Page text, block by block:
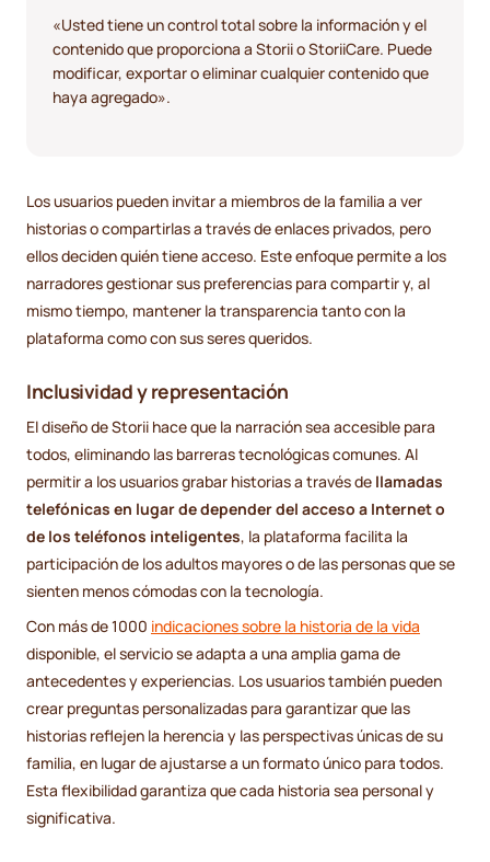
«Usted tiene un control total sobre la información y el
contenido que proporciona a Storii o StoriiCare. Puede
modificar, exportar o eliminar cualquier contenido que
haya agregado».
Los usuarios pueden invitar a miembros de la familia a ver
historias o compartirlas a través de enlaces privados, pero
ellos deciden quién tiene acceso. Este enfoque permite a los
narradores gestionar sus preferencias para compartir y, al
mismo tiempo, mantener la transparencia tanto con la
plataforma como con sus seres queridos.
Inclusividad y representación
El diseño de Storii hace que la narración sea accesible para
todos, eliminando las barreras tecnológicas comunes. Al
permitir a los usuarios grabar historias a través de llamadas
telefónicas en lugar de depender del acceso a Internet o
de los teléfonos inteligentes, la plataforma facilita la
participación de los adultos mayores o de las personas que se
sienten menos cómodas con la tecnología.
Con más de 1000 indicaciones sobre la historia de la vida
disponible, el servicio se adapta a una amplia gama de
antecedentes y experiencias. Los usuarios también pueden
crear preguntas personalizadas para garantizar que las
historias reflejen la herencia y las perspectivas únicas de su
familia, en lugar de ajustarse a un formato único para todos.
Esta flexibilidad garantiza que cada historia sea personal y
significativa.